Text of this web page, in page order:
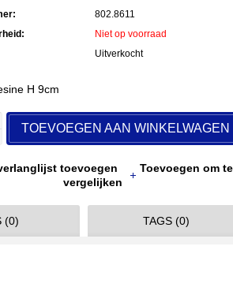
802.8611
Niet op voorraad
Uitverkocht
H 9cm
TOEVOEGEN AAN WINKELWAGEN
toevoegen
Toevoegen om te
vergelijken
(0) TAGS (0)